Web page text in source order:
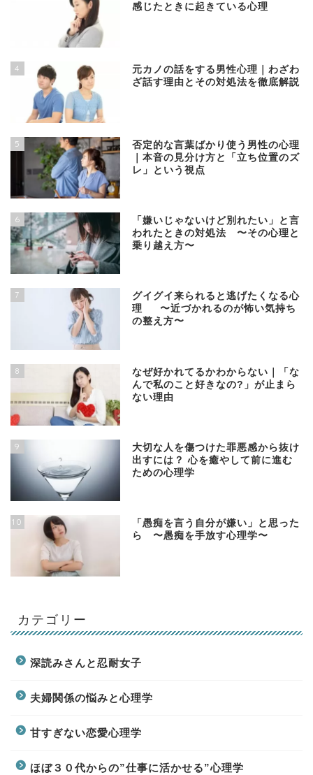
感じたときに起きている心理
4
元カノの話をする男性心理｜わざわ
ざ話す理由とその対処法を徹底解説
5
否定的な言葉ばかり使う男性の心理
｜本音の見分け方と「立ち位置のズ
レ」という視点
6
「嫌いじゃないけど別れたい」と言
われたときの対処法 〜その心理と
乗り越え方〜
7
グイグイ来られると逃げたくなる心
理 〜近づかれるのが怖い気持ち
の整え方〜
8
なぜ好かれてるかわからない｜「な
んで私のこと好きなの?」が止まら
ない理由
9
大切な人を傷つけた罪悪感から抜け
出すには？ 心を癒やして前に進む
ための心理学
10
「愚痴を言う自分が嫌い」と思った
ら 〜愚痴を手放す心理学〜
カテゴリー
深読みさんと忍耐女子
夫婦関係の悩みと心理学
甘すぎない恋愛心理学
ほぼ３０代からの”仕事に活かせる”心理学